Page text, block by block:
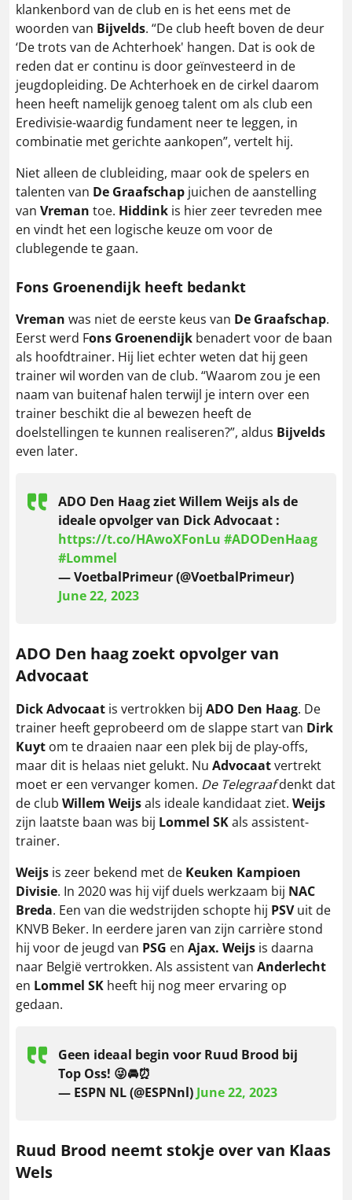
klankenbord van de club en is het eens met de
woorden van Bijvelds. “De club heeft boven de deur
‘De trots van de Achterhoek' hangen. Dat is ook de
reden dat er continu is door geïnvesteerd in de
jeugdopleiding. De Achterhoek en de cirkel daarom
heen heeft namelijk genoeg talent om als club een
Eredivisie-waardig fundament neer te leggen, in
combinatie met gerichte aankopen”, vertelt hij.
Niet alleen de clubleiding, maar ook de spelers en
talenten van De Graafschap juichen de aanstelling
van Vreman toe. Hiddink is hier zeer tevreden mee
en vindt het een logische keuze om voor de
clublegende te gaan.
Fons Groenendijk heeft bedankt
Vreman was niet de eerste keus van De Graafschap.
Eerst werd Fons Groenendijk benadert voor de baan
als hoofdtrainer. Hij liet echter weten dat hij geen
trainer wil worden van de club. “Waarom zou je een
naam van buitenaf halen terwijl je intern over een
trainer beschikt die al bewezen heeft de
doelstellingen te kunnen realiseren?”, aldus Bijvelds
even later.
ADO Den Haag ziet Willem Weijs als de
ideale opvolger van Dick Advocaat :
https://t.co/HAwoXFonLu #ADODenHaag
#Lommel
— VoetbalPrimeur (@VoetbalPrimeur)
June 22, 2023
ADO Den haag zoekt opvolger van
Advocaat
Dick Advocaat is vertrokken bij ADO Den Haag. De
trainer heeft geprobeerd om de slappe start van Dirk
Kuyt om te draaien naar een plek bij de play-offs,
maar dit is helaas niet gelukt. Nu Advocaatvertrekt
moet er een vervanger komen. De Telegraafdenkt dat
de club Willem Weijsals ideale kandidaat ziet. Weijs
zijn laatste baan was bij Lommel SKals assistent-
trainer.
Weijs is zeer bekend met de Keuken Kampioen
Divisie. In 2020 was hij vijf duels werkzaam bij NAC
Breda. Een van die wedstrijden schopte hij PSVuit de
KNVB Beker. In eerdere jaren van zijn carrière stond
hij voor de jeugd van PSG en Ajax. Weijs is daarna
naar België vertrokken. Als assistent van Anderlecht
en Lommel SK heeft hij nog meer ervaring op
gedaan.
Geen ideaal begin voor Ruud Brood bij
Top Oss! 😜🚘⏰
— ESPN NL (@ESPNnl) June 22, 2023
Ruud Brood neemt stokje over van Klaas
Wels